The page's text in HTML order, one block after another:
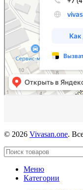
© 2026 Vivasan.one.
Меню
Категории